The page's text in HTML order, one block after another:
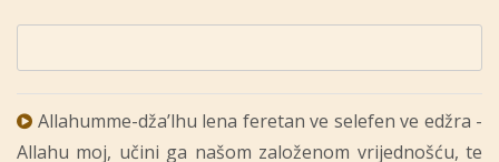
Allahumme-dža’lhu lena feretan ve selefen ve edžra -
Allahu moj, učini ga našom založenom vrijednošću, te